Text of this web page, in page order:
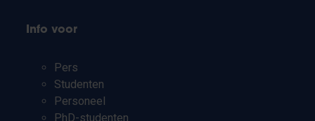
Info voor
Pers
Studenten
Personeel
PhD-studenten